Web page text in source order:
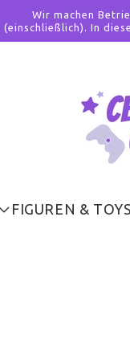
Wir machen
(einschließlich). In
FIGUREN & TOYS